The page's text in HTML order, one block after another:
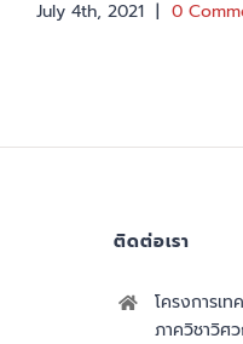
July 4th, 2021 | 0
ติดต่อเรา
โครงการเท
ภาควิชาวิศ